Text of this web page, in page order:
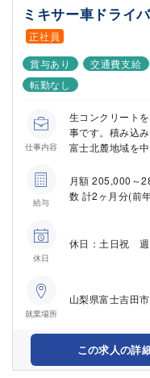
ミキサー車ドライ
正社員
賞与あり
交通費支給
転勤なし
仕事内容
生コンクリート
事です。積み込
富士北麓地域を
給与
月額 205,000
数 計2ヶ月分(前
休日
休日：土日祝
就業場所
山梨県富士吉田
この求人の詳